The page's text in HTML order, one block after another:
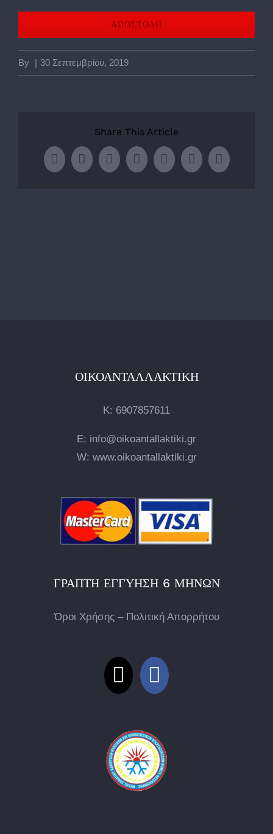
By | 30 Σεπτεμβρίου, 2019
Share This Article
Facebook
TwitterLinkedInWhatsApp
TumblrPinterestEmail
ΟΙΚΟΑΝΤΑΛΛΑΚΤΙΚΉ
Κ: 6907857611
E: info@oikoantallaktiki.gr
W: www.oikoantallaktiki.gr
ΓΡΑΠΤΉ ΕΓΓΎΗΣΗ 6 ΜΗΝΏΝ
Όροι Χρήσης – Πολιτική Απορρήτου